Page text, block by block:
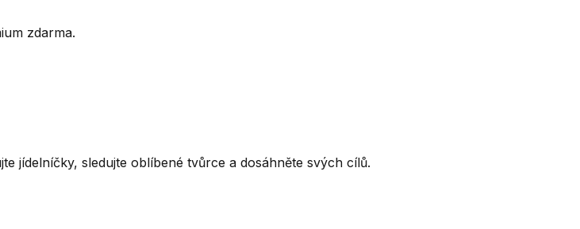
zdarma.
jídelníčky, sledujte oblíbené tvůrce a dosáhněte svých cílů.